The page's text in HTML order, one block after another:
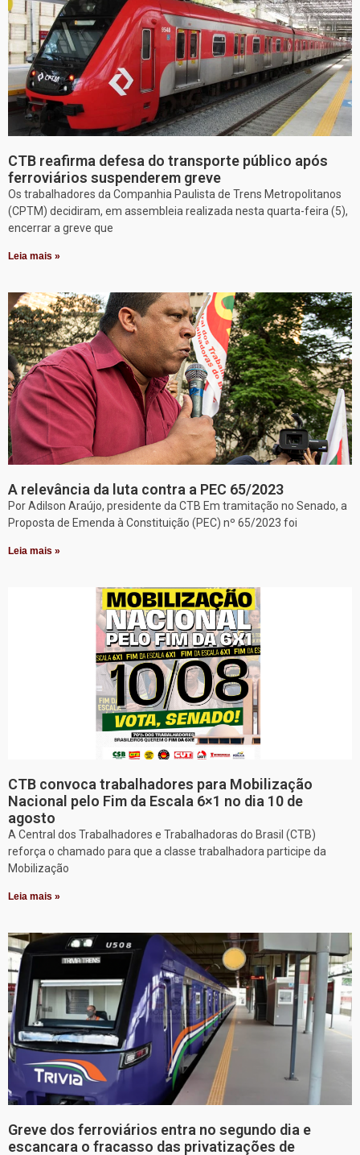
CTB reafirma defesa do transporte público após
ferroviários suspenderem greve
Os trabalhadores da Companhia Paulista de Trens Metropolitanos
(CPTM) decidiram, em assembleia realizada nesta quarta-feira (5),
encerrar a greve que
Leia mais »
A relevância da luta contra a PEC 65/2023
Por Adilson Araújo, presidente da CTB Em tramitação no Senado, a
Proposta de Emenda à Constituição (PEC) nº 65/2023 foi
Leia mais »
CTB convoca trabalhadores para Mobilização
Nacional pelo Fim da Escala 6×1 no dia 10 de
agosto
A Central dos Trabalhadores e Trabalhadoras do Brasil (CTB)
reforça o chamado para que a classe trabalhadora participe da
Mobilização
Leia mais »
Greve dos ferroviários entra no segundo dia e
escancara o fracasso das privatizações de